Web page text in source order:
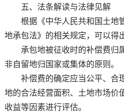
五、法条解读与法律见解
根据《中华人民共和国土地
地承包法》的相关规定，可以得
承包地被征收时的补偿费归属
非自留地归国家或集体的原则。
补偿费的确定应当公平、合
地的合法经营面积、土地市场价
收益等因素进行评估。